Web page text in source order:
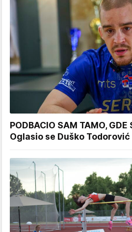
PODBACIO SAM TAMO,
Oglasio se Duško